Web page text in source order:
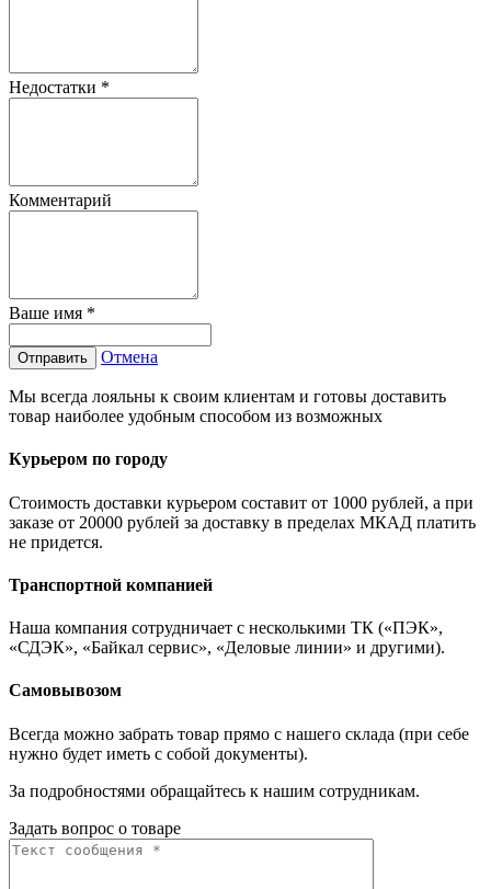
Недостатки *
Комментарий
Ваше имя *
Отправить Отмена
Мы всегда лояльны к своим клиентам и готовы доставить
товар наиболее удобным способом из возможных
Курьером по городу
Стоимость доставки курьером составит от 1000 рублей, а при
заказе от 20000 рублей за доставку в пределах МКАД платить
не придется.
Транспортной компанией
Наша компания сотрудничает с несколькими ТК («ПЭК»,
«СДЭК», «Байкал сервис», «Деловые линии» и другими).
Самовывозом
Всегда можно забрать товар прямо с нашего склада (при себе
нужно будет иметь с собой документы).
За подробностями обращайтесь к нашим сотрудникам.
Задать вопрос о товаре